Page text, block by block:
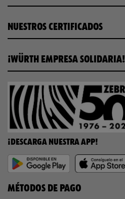
NUESTROS CERTIFICADOS
¡WÜRTH EMPRESA SOLIDARIA!
¡DESCARGA NUESTRA APP!
MÉTODOS DE PAGO